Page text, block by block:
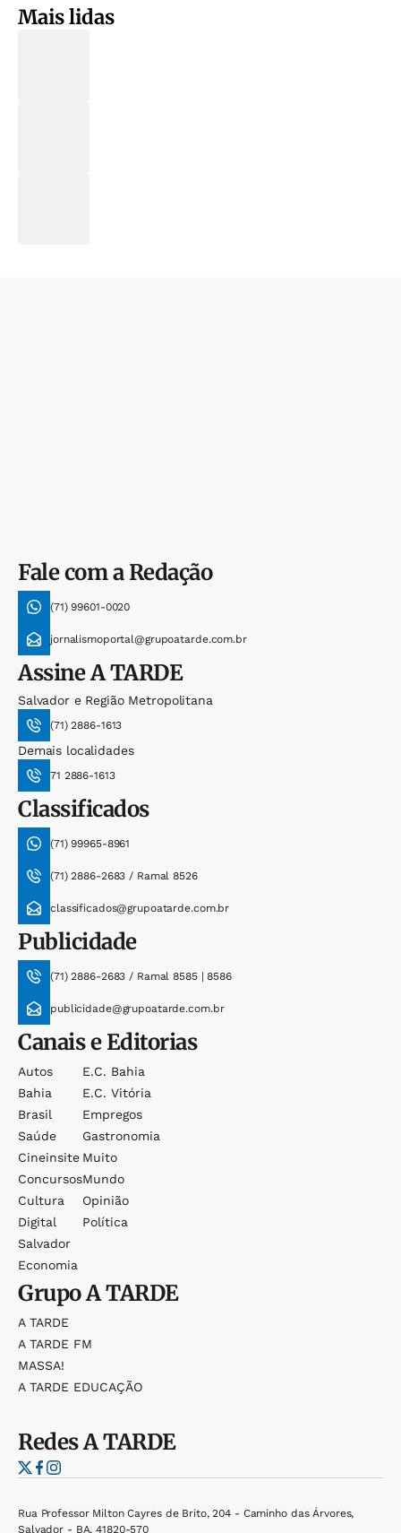
Mais lidas
Fale com a Redação
(71) 99601-0020
jornalismoportal@grupoatarde.com.br
AssineA TARDE
Salvador e Região Metropolitana
(71) 2886-1613
Demais localidades
71 2886-1613
Classificados
(71) 99965-8961
(71) 2886-2683 / Ramal 8526
classificados@grupoatarde.com.br
Publicidade
(71) 2886-2683 / Ramal 8585 | 8586
publicidade@grupoatarde.com.br
Canais e Editorias
Autos
Bahia
Brasil
Saúde
Cineinsite
Concursos
Cultura
Digital
Salvador
Economia
E.c. Bahia
E.c. Vitória
Empregos
Gastronomia
Muito
Mundo
Opinião
Política
GrupoA TARDE
A TARDE
A TARDE FM
MASSA!
A TARDE EDUCAÇÃO
RedesA TARDE
Rua Professor Milton Cayres de Brito, 204 - Caminho das Árvores,
Salvador - BA, 41820-570